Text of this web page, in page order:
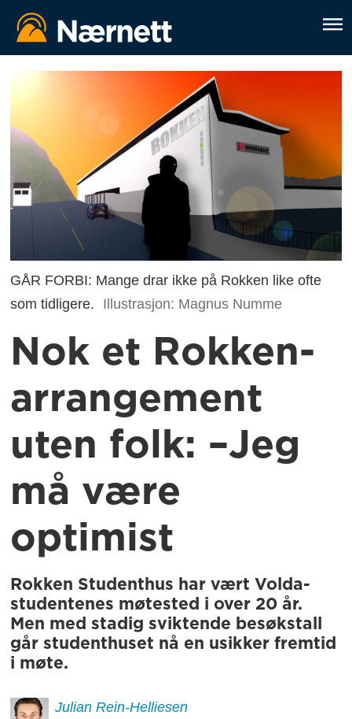
GÅR FORBI: Mange drar ikke på Rokken like ofte
som tidligere.
Illustrasjon: Magnus Numme
Nok et Rokken-
arrangement
uten folk: –Jeg
må være
optimist
Rokken Studenthus har vært Volda-
studentenes møtested i over 20 år.
Men med stadig sviktende besøkstall
går studenthuset nå en usikker fremtid
i møte.
Julian Rein-Helliesen